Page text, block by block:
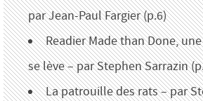
par Jean-Paul Fargier (p.6)
Readier Made than Done,
se lève – par Stephen Sarrazin
La patrouille des rats – par